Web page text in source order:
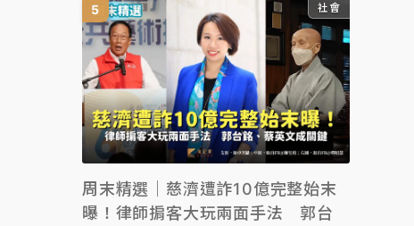
社會
周末精選｜慈濟遭詐10億完整始末
曝！律師掮客大玩兩面手法 郭台